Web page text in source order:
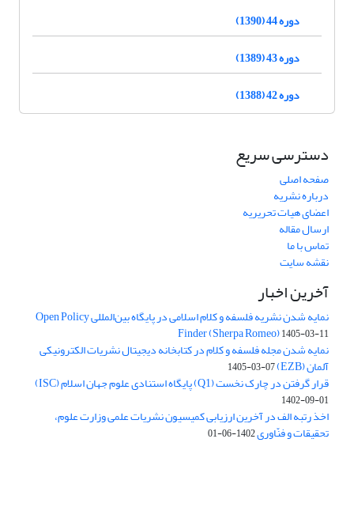
دوره 44 (1390)
دوره 43 (1389)
دوره 42 (1388)
دسترسی سریع
صفحه اصلی
درباره نشریه
اعضای هیات تحریریه
ارسال مقاله
تماس با ما
نقشه سایت
آخرین اخبار
نمایه شدن نشریه فلسفه و کلام اسلامی در پایگاه بین‌المللی Open Policy
Finder (Sherpa Romeo)1405-03-11
نمایه شدن مجله فلسفه و کلام در کتابخانه دیجیتال نشریات الکترونیکی
آلمان (EZB) 1405-03-07
قرار گرفتن در چارک نخست (Q1) پایگاه استنادی علوم جهان اسلام (ISC)
1402-09-01
اخذ رتبه الف در آخرین ارزیابی کمیسیون نشریات علمی وزارت علوم،
تحقیقات و فنّاوری1402-06-01